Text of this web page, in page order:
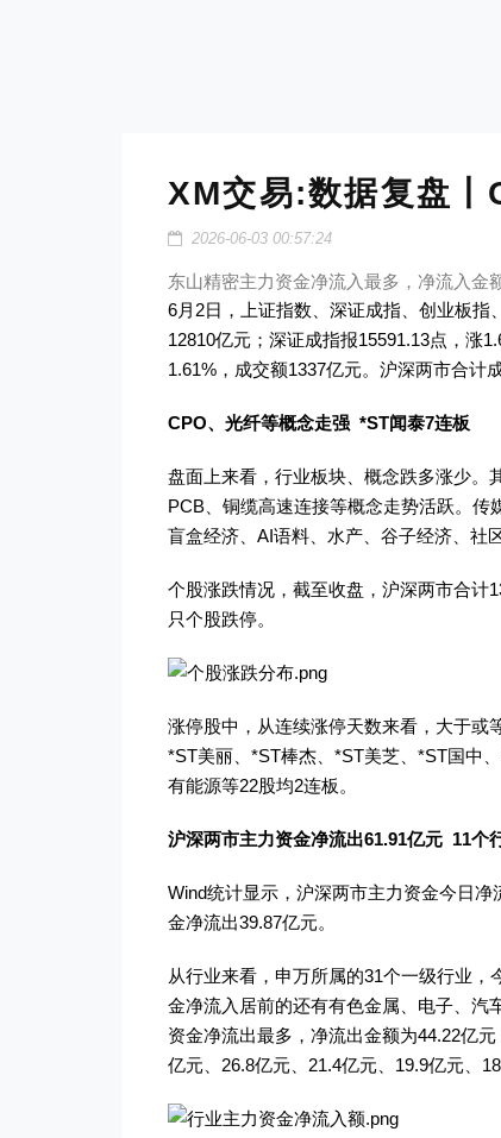
XM交易:数据复盘
2026-06-03 00:57:24
东山精密主力资金净流入最多，净流入金
6月2日，上证指数、深证成指、创业板指
12810亿元；深证成指报15591.13点，涨
1.61%，成交额1337亿元。沪深两市合计
CPO、光纤等概念走强 *ST闻泰7连板
盘面上来看，行业板块、概念跌多涨少。
PCB、铜缆高速连接等概念走势活跃。传
盲盒经济、AI语料、水产、谷子经济、社
个股涨跌情况，截至收盘，沪深两市合计
只个股跌停。
涨停股中，从连续涨停天数来看，大于或
*ST美丽、*ST棒杰、*ST美芝、*ST国中
有能源等22股均2连板。
沪深两市主力资金净流出61.91亿元 11个
Wind统计显示，沪深两市主力资金今日
金净流出39.87亿元。
从行业来看，申万所属的31个一级行业
金净流入居前的还有有色金属、电子、汽
资金净流出最多，净流出金额为44.22亿
亿元、26.8亿元、21.4亿元、19.9亿元、